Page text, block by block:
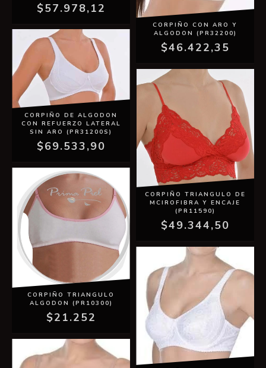
$57.978,12
CORPIÑO CON ARO Y
ALGODON (PR32200)
$46.422,35
CORPIÑO DE ALGODON
CON REFUERZO LATERAL
SIN ARO (PR31200S)
$69.533,90
CORPIÑO TRIANGULO DE
MCIROFIBRA Y ENCAJE
(PR11590)
$49.344,50
CORPIÑO TRIANGULO
ALGODON (PR10300)
$21.252